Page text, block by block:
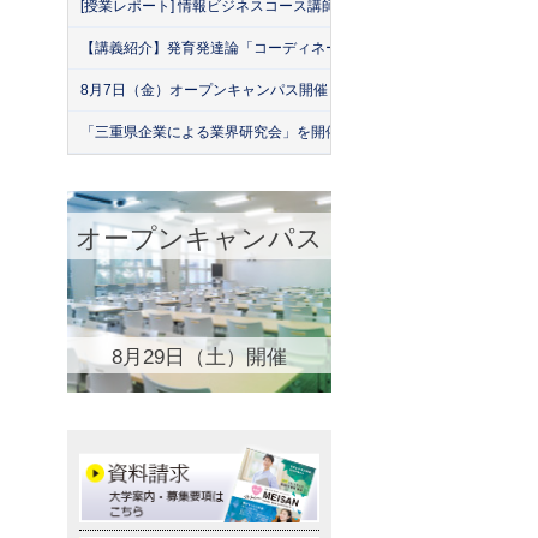
[授業レポート] 情報ビジネスコース講師による「名古屋産業大学・
【講義紹介】発育発達論「コーディネーション運動の実際」
8月7日（金）オープンキャンパス開催！
「三重県企業による業界研究会」を開催！（26年7月）
オープンキャンパス
8月29日（土）開催